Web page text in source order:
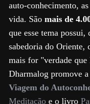
auto-conhecimento,
vida. São mais de
que esse tema
sabedoria do Oriente,
mais for "verdade
Dharmalog promove
Viagem do
Meditaçãoe o livro